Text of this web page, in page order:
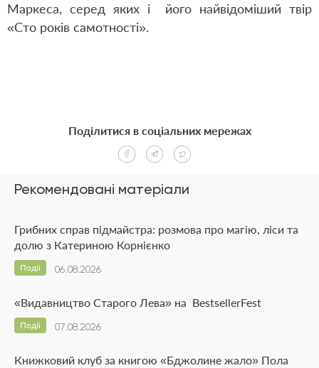
Маркеса, серед яких і його найвідоміший твір
«Сто років самотності».
Рекомендовані матеріали
Грибних справ підмайстра: розмова про магію, ліси та
долю з Катериною Корнієнко
06.08.2026
Події
«Видавництво Старого Лева» на BestsellerFest
07.08.2026
Події
Книжковий клуб за книгою «Бджолине жало» Пола
Поділитися в соціальних мережах